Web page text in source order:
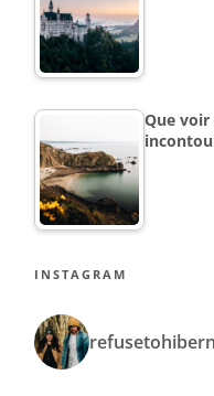
Que voir
INSTAGRAM